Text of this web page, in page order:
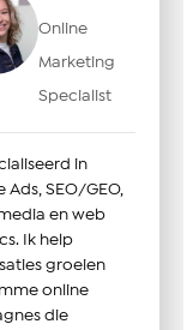
Online
Marketing
Specialist
in
Ads, SEO/GEO,
en web
Ik help
groeien
online
die